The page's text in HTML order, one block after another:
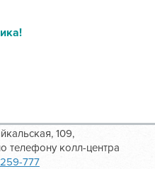
109,
телефону колл-центра
777